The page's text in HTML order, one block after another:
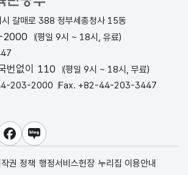
갈매로 388 정부세종청사 15동
(평일 9시 ~ 18시, 유료)
번없이 110
(평일 9시 ~ 18시, 무료)
203-2000 Fax. +82-44-203-3447
페이스북
블로그
권 정책 행정서비스헌장 누리집 이용안내